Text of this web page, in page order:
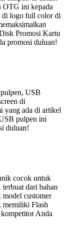
OTG ini kepada
di logo full color di
Promosi Kartu
promosi duluan!
USB
di
yang ada di artikel
pulpen ini
duluan!
cocok untuk
dari bahan
model customer
memiliki Flash
Anda